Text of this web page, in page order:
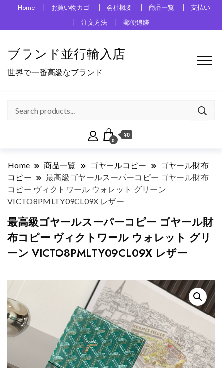
Home お買い物カゴ 会社概要 商品一覧
支払い
注文方法
郵便追跡
ブランド並行輸入店
世界で一番高級なブランド
0
¥0
Home 商品一覧 ゴヤールコピー
ゴヤール財布
コピー
最高級ゴヤールスーパーコピー ゴヤール財布
コピー ヴィクトワール ウォレット グリーン
VICTO8PMLTY09CL09X レザー
最高級ゴヤールスーパーコピー ゴヤール財
布コピー ヴィクトワール ウォレット グリ
ーン VICTO8PMLTY09CL09X レザー